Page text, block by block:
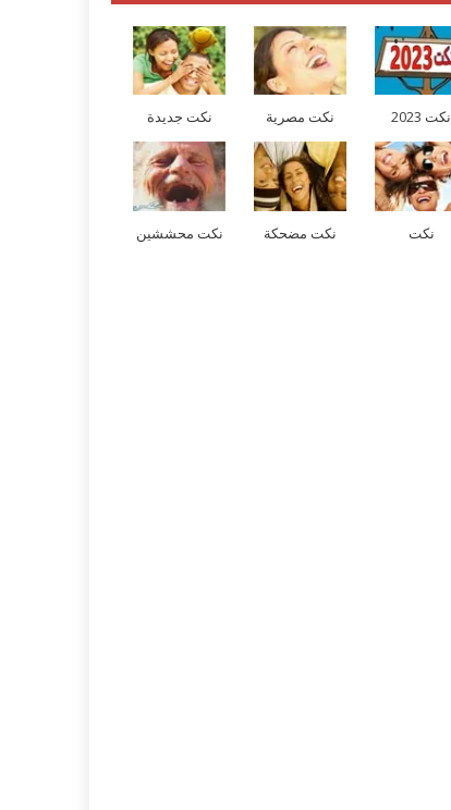
نكت 2023 نكت مصرية نكت جديدة
نكت نكت مضحكة نكت محششين